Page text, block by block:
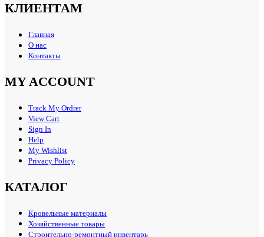
КЛИЕНТАМ
Главная
О нас
Контакты
MY ACCOUNT
Track My Ordrer
View Cart
Sign In
Help
My Wishlist
Privacy Policy
КАТАЛОГ
Кровельные материалы
Хозяйственные товары
Строительно-ремонтный инвентарь